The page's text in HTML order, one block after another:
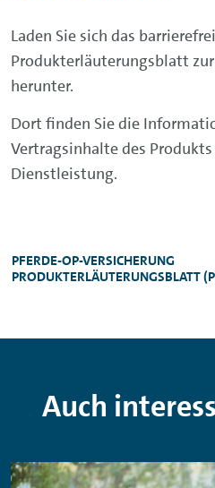
Laden Sie sich das
Produkterläuterungsblatt
herunter.
Dort finden Sie die
Vertragsinhalte des
Dienstleistung.
PFERDE-OP-VERSICHERUNG
PRODUKTERLÄUTERUNGSBLATT
Auch